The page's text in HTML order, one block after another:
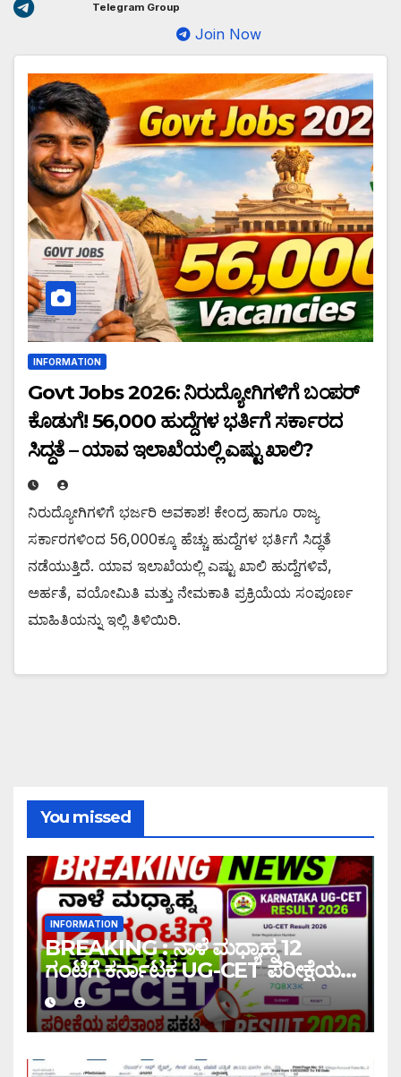
Telegram Group
Join Now
INFORMATION
Govt Jobs 2026: ನಿರುದ್ಯೋಗಿಗಳಿಗೆ ಬಂಪರ್
ಕೊಡುಗೆ! 56,000 ಹುದ್ದೆಗಳ ಭರ್ತಿಗೆ ಸರ್ಕಾರದ
ಸಿದ್ಧತೆ – ಯಾವ ಇಲಾಖೆಯಲ್ಲಿ ಎಷ್ಟು ಖಾಲಿ?
ನಿರುದ್ಯೋಗಿಗಳಿಗೆ ಭರ್ಜರಿ ಅವಕಾಶ! ಕೇಂದ್ರ ಹಾಗೂ ರಾಜ್ಯ
ಸರ್ಕಾರಗಳಿಂದ 56,000ಕ್ಕೂ ಹೆಚ್ಚು ಹುದ್ದೆಗಳ ಭರ್ತಿಗೆ ಸಿದ್ಧತೆ
ನಡೆಯುತ್ತಿದೆ. ಯಾವ ಇಲಾಖೆಯಲ್ಲಿ ಎಷ್ಟು ಖಾಲಿ ಹುದ್ದೆಗಳಿವೆ,
ಅರ್ಹತೆ, ವಯೋಮಿತಿ ಮತ್ತು ನೇಮಕಾತಿ ಪ್ರಕ್ರಿಯೆಯ ಸಂಪೂರ್ಣ
ಮಾಹಿತಿಯನ್ನು ಇಲ್ಲಿ ತಿಳಿಯಿರಿ.
You missed
INFORMATION
BREAKING : ನಾಳೆ ಮಧ್ಯಾಹ್ನ 12
ಗಂಟೆಗೆ ಕರ್ನಾಟಕ UG-CET ಪರೀಕ್ಷೆಯ
ಫಲಿತಾಂಶ ಪ್ರಕಟ |UG-CET Result
2026